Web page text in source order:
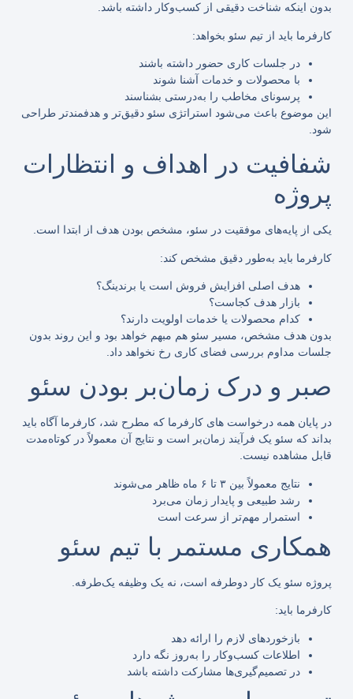
بدون اینکه شناخت دقیقی از کسب‌وکار داشته باشد.
کارفرما باید از تیم سئو بخواهد:
در جلسات کاری حضور داشته باشند
با محصولات و خدمات آشنا شوند
پرسونای مخاطب را به‌درستی بشناسند
این موضوع باعث می‌شود استراتژی سئو دقیق‌تر و هدفمندتر طراحی
شود.
شفافیت در اهداف و انتظارات
پروژه
یکی از پایه‌های موفقیت در سئو، مشخص بودن هدف از ابتدا است.
کارفرما باید به‌طور دقیق مشخص کند:
هدف اصلی افزایش فروش است یا برندینگ؟
بازار هدف کجاست؟
کدام محصولات یا خدمات اولویت دارند؟
بدون هدف مشخص، مسیر سئو هم مبهم خواهد بود و این روند بدون
جلسات مداوم بررسی فضای کاری رخ نخواهد داد.
صبر و درک زمان‌بر بودن سئو
در پایان همه درخواست های کارفرما که مطرح شد، کارفرما آگاه باید
بداند که سئو یک فرآیند زمان‌بر است و نتایج آن معمولاً در کوتاه‌مدت
قابل مشاهده نیست.
نتایج معمولاً بین ۳ تا ۶ ماه ظاهر می‌شوند
رشد طبیعی و پایدار زمان می‌برد
استمرار مهم‌تر از سرعت است
همکاری مستمر با تیم سئو
پروژه سئو یک کار دوطرفه است، نه یک وظیفه یک‌طرفه.
کارفرما باید:
بازخوردهای لازم را ارائه دهد
اطلاعات کسب‌وکار را به‌روز نگه دارد
در تصمیم‌گیری‌ها مشارکت داشته باشد